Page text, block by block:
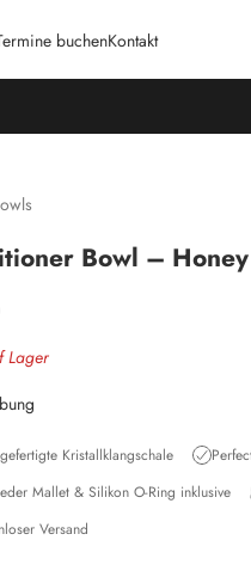
buchenKontakt
Bowl –
Lager
Kristallklangschale
Mallet & Silikon O-Ring inklusive
Versand